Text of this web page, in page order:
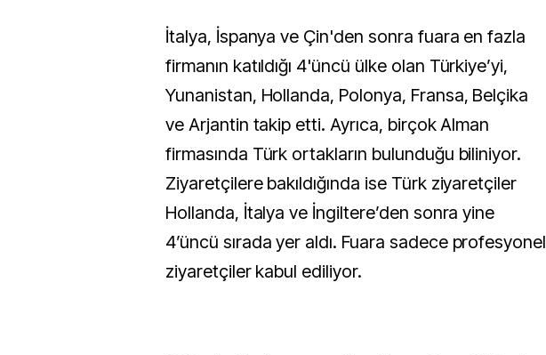
İtalya, İspanya ve Çin'den sonra fuara en fazla
firmanın katıldığı 4'üncü ülke olan Türkiye’yi,
Yunanistan, Hollanda, Polonya, Fransa, Belçika
ve Arjantin takip etti. Ayrıca, birçok Alman
firmasında Türk ortakların bulunduğu biliniyor.
Ziyaretçilere bakıldığında ise Türk ziyaretçiler
Hollanda, İtalya ve İngiltere’den sonra yine
4’üncü sırada yer aldı. Fuara sadece profesyonel
ziyaretçiler kabul ediliyor.